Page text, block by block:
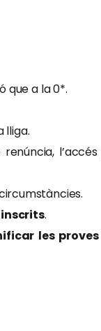
que a la 0*.
lliga.
.
les